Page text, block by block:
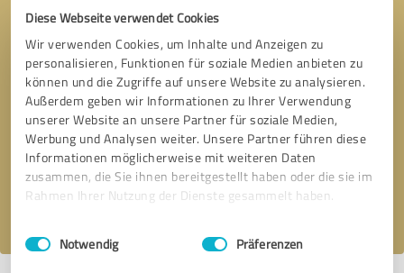
Diese Webseite verwendet Cookies
Wir verwenden Cookies, um Inhalte und Anzeigen zu
personalisieren, Funktionen für soziale Medien anbieten zu
können und die Zugriffe auf unsere Website zu analysieren.
Außerdem geben wir Informationen zu Ihrer Verwendung
unserer Website an unsere Partner für soziale Medien,
Werbung und Analysen weiter. Unsere Partner führen diese
Informationen möglicherweise mit weiteren Daten
zusammen, die Sie ihnen bereitgestellt haben oder die sie im
Rahmen Ihrer Nutzung der Dienste gesammelt haben.
Impressum Datenschutzbestimmungen
Einwilligungsauswahl
Notwendig Präferenzen
Bitte um Rückruf * Erforderliche Angaben
Nachricht senden
Ich stimme den Datenschutzbestimmungen zu.